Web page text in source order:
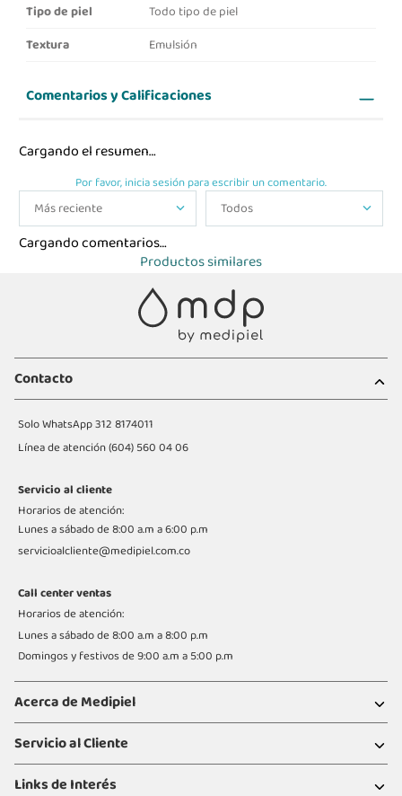
Tipo de piel
Todo tipo de piel
Textura
Emulsión
Comentarios y Calificaciones
Cargando el resumen…
Por favor, inicia sesión para escribir un comentario.
Más reciente Todos
Cargando comentarios…
Productos similares
Contacto
Solo WhatsApp312 8174011
Línea de atención (604) 560 04 06
Servicio al cliente
Horarios de atención:
Lunes a sábado de 8:00 a.m a 6:00 p.m
servicioalcliente@medipiel.com.co
Call center ventas
Horarios de atención:
Lunes a sábado de 8:00 a.m a 8:00 p.m
Domingos y festivos de 9:00 a.m a 5:00 p.m
Acerca de Medipiel
Servicio al Cliente
Links de Interés